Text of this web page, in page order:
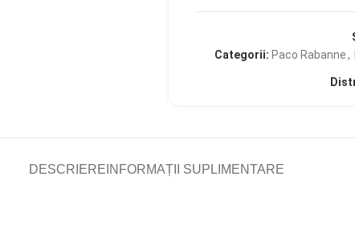
Categorii: Paco Rabanne ,
DESCRIERE INFORMAȚII SUPLIMENTARE